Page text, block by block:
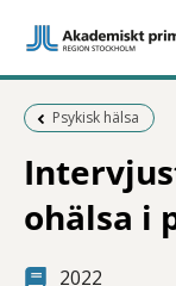
Föregående sida:
Psykisk hälsa
ohälsa i
2022